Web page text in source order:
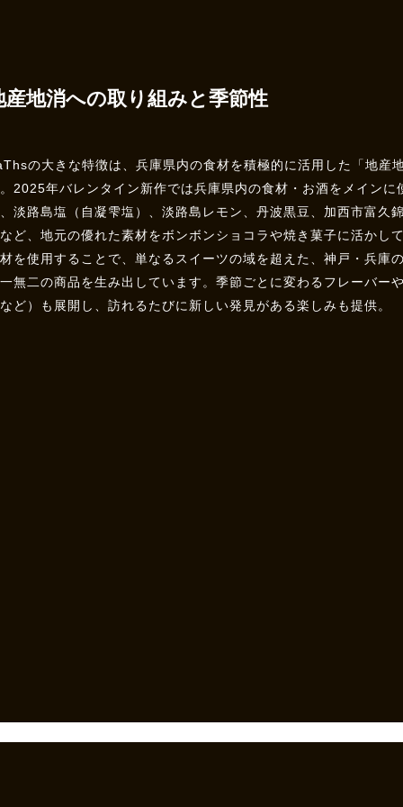
産地消への取り組みと季節性
の大きな特徴は、兵庫県内の食材を積極的に活用した「地産
2025年バレンタイン新作では兵庫県内の食材・お酒をメインに
淡路島塩（自凝雫塩）、淡路島レモン、丹波黒豆、加西市富久
ど、地元の優れた素材をボンボンショコラや焼き菓子に活かし
を使用することで、単なるスイーツの域を超えた、神戸・兵庫
無二の商品を生み出しています。季節ごとに変わるフレーバー
ど）も展開し、訪れるたびに新しい発見がある楽しみも提供。